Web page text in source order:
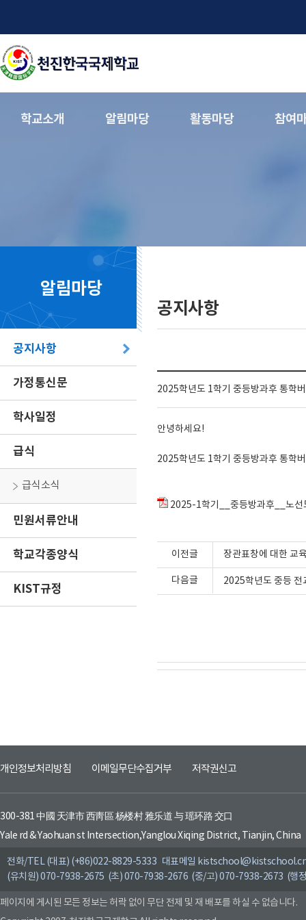
학교소개 알림마당 활동마당 참여
알림마당
공지사항
가정통신문
학사일정
급식
급식소식
민원서류안내
학교각종양식
KIST규정
공지사항
2025학년도 1학기 중등방과후 통학
안녕하세요!
2025학년도 1학기 중등방과후 통학
2025-1학기__중등방과후__노
이전글 장관표창에 대한 교
다음글 2025학년도 중등 전
개인정보처리방침 이메일무단수집거부 저작권신고
300-381 中國 天津市 西靑區 杨楼村 雅乐道 与 瑶环路 交口
Yale rd & Yaohuan st Intersection,Yanglou Xiqing District, Tianjin, China
전화/TEL (대표) (+86)022-8829-5333 대표메일
(유치원) 070-7938-2675 (초) 070-7938-2676 (중/고) 070-7938-2673 (행
페이지에 게시된 모든 정보는 허락 없이 무단 전제 및 재 배포를 하실 수 없습니다.